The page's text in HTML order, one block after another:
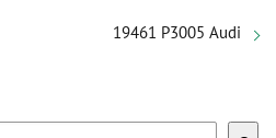
19461 P3005 Audi